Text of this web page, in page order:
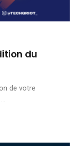
du
de votre